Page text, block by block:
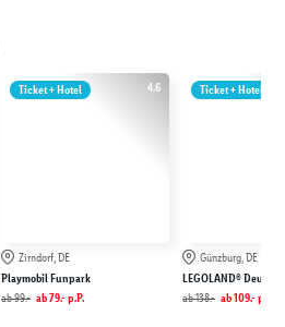
4.6
Ticket + Hotel
Zirndorf, DE
Playmobil Funpark
ab99.- ab79.- p.P.
Ticket + Hotel
Günzburg, DE
LEGOLAND®
ab138.- ab109.- p.P.